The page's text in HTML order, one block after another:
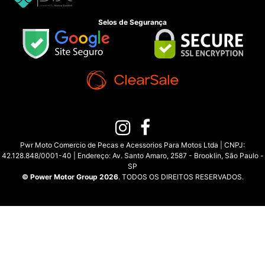
Selos de Segurança
Pwr Moto Comercio de Pecas e Acessorios Para Motos Ltda | CNPJ:
42.128.848/0001-40 | Endereço: Av. Santo Amaro, 2587 - Brooklin, São Paulo -
SP
© Power Motor Group 2026. TODOS OS DIREITOS RESERVADOS.